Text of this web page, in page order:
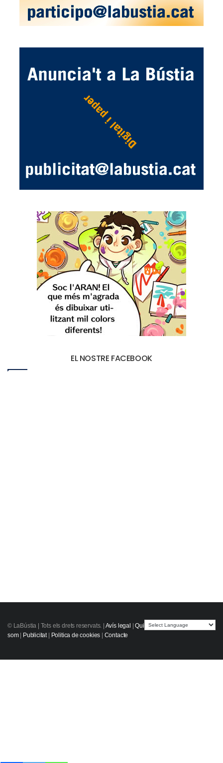
EL NOSTRE FACEBOOK
© LaBústia | Tots els drets reservats. Avís legal |Qui
som| Publicitat| Politica de cookies Contacte